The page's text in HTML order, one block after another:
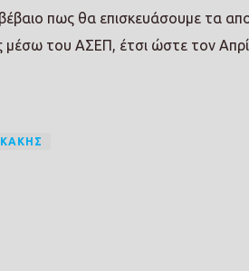
βέβαιο πως θα επισκευάσουμε τα
μέσω του ΑΣΕΠ, έτσι ώστε τον